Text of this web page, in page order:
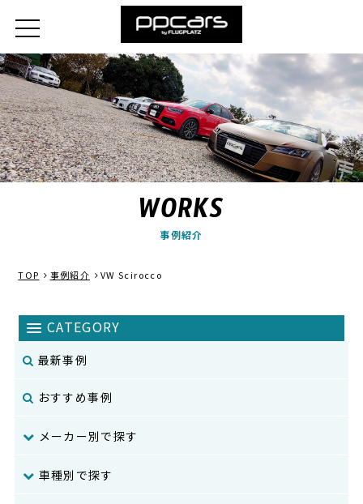
WORKS
事例紹介
TOP 事例紹介 VW Scirocco
最新事例
おすすめ事例
メーカー別で探す
車種別で探す